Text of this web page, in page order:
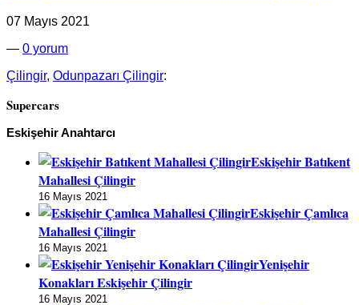
07 Mayıs 2021
— 0 yorum
Çilingir, Odunpazarı Çilingir:
Supercars
Eskişehir Anahtarcı
Eskişehir Batıkent
Mahallesi Çilingir
16 Mayıs 2021
Eskişehir Çamlıca
Mahallesi Çilingir
16 Mayıs 2021
Yenişehir
Konakları Eskişehir Çilingir
16 Mayıs 2021